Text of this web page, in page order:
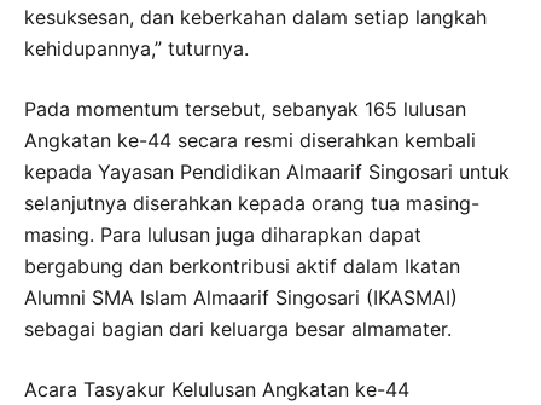
kesuksesan, dan keberkahan dalam setiap langkah
kehidupannya,” tuturnya.
Pada momentum tersebut, sebanyak 165 lulusan
Angkatan ke-44 secara resmi diserahkan kembali
kepada Yayasan Pendidikan Almaarif Singosari untuk
selanjutnya diserahkan kepada orang tua masing-
masing. Para lulusan juga diharapkan dapat
bergabung dan berkontribusi aktif dalam Ikatan
Alumni SMA Islam Almaarif Singosari (IKASMAI)
sebagai bagian dari keluarga besar almamater.
Acara Tasyakur Kelulusan Angkatan ke-44